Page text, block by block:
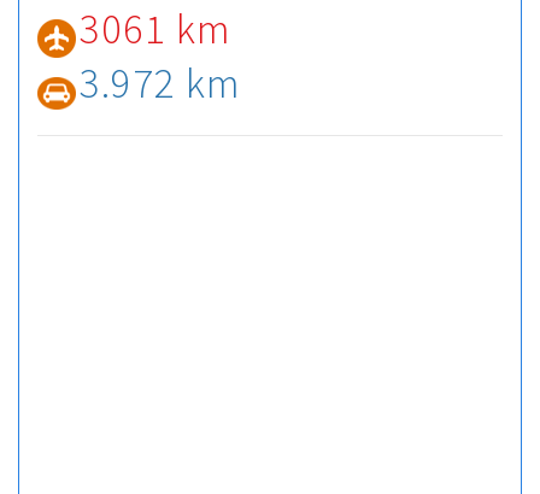
3061 km
3.972 km